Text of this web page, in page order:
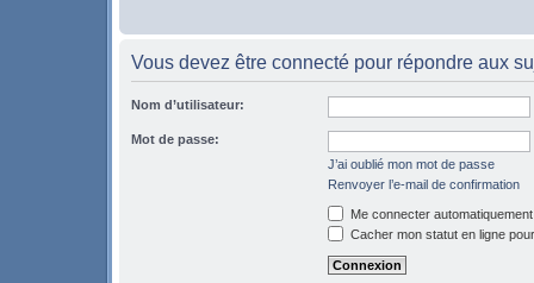
Vous devez être connecté pour répondre aux
Nom d’utilisateur:
Mot de passe:
J’ai oublié mon mot de passe
Renvoyer l’e-mail de confirmation
Me connecter
Cacher mon statut en ligne